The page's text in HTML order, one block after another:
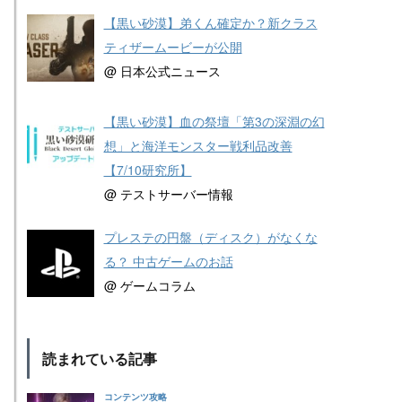
【黒い砂漠】弟くん確定か？新クラス
ティザームービーが公開
@ 日本公式ニュース
【黒い砂漠】血の祭壇「第3の深淵の幻
想」と海洋モンスター戦利品改善
【7/10研究所】
@ テストサーバー情報
プレステの円盤（ディスク）がなくな
る？ 中古ゲームのお話
@ ゲームコラム
読まれている記事